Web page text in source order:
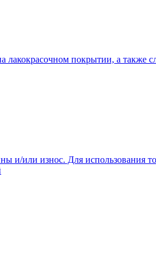
покрытии, а также
и/или износ. Для использования